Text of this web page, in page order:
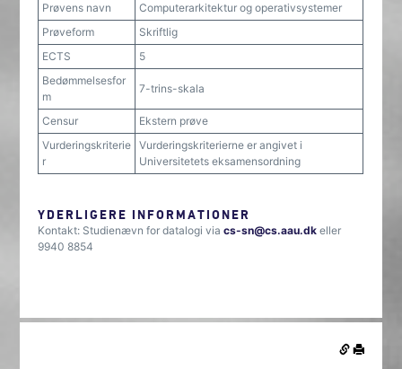
Prøvens navn
Computerarkitektur og operativsystemer
Prøveform
Skriftlig
ECTS
5
Bedømmelsesfor
m
7-trins-skala
Censur
Ekstern prøve
Vurderingskriterie
r
Vurderingskriterierne er angivet i
Universitetets eksamensordning
YDERLIGERE INFORMATIONER
Kontakt: Studienævn for datalogi viacs-sn@cs.aau.dk eller
9940 8854